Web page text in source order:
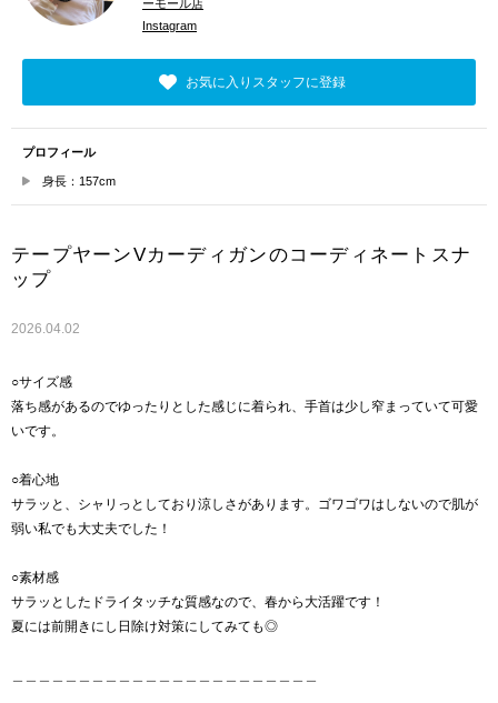
ーモール店
Instagram
お気に入りスタッフに登録
プロフィール
身長：157cm
テープヤーンVカーディガンのコーディネートスナ
ップ
2026.04.02
○サイズ感
落ち感があるのでゆったりとした感じに着られ、手首は少し窄まっていて可愛
いです。
○着心地
サラッと、シャリっとしており涼しさがあります。ゴワゴワはしないので肌が
弱い私でも大丈夫でした！
○素材感
サラッとしたドライタッチな質感なので、春から大活躍です！
夏には前開きにし日除け対策にしてみても◎